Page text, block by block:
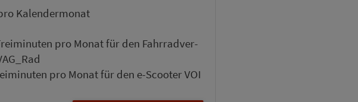
Ka­len­der­mo­nat
pro Monat für den Fahr­rad­ver­
pro Monat für den e-Scooter VOI